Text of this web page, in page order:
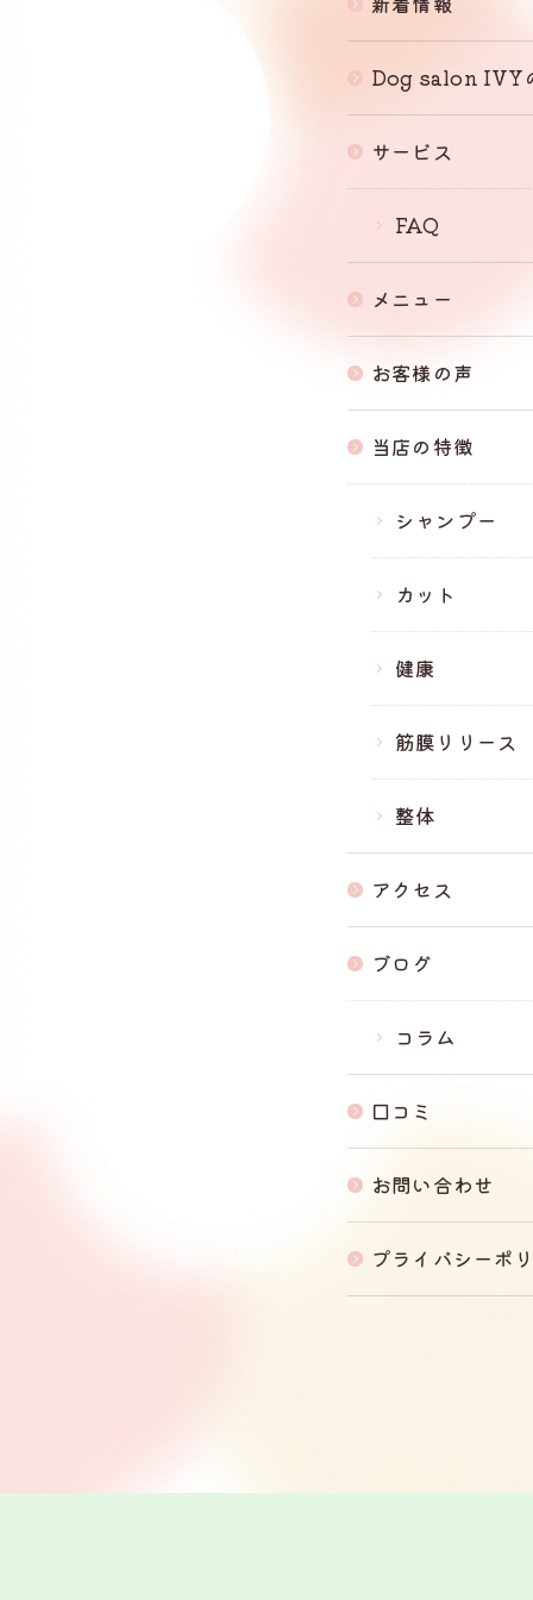
Dog salon IVY
サービス
FAQ
メニュー
お客様の声
当店の特徴
シャンプー
カット
健康
筋膜リリース
整体
アクセス
ブログ
コラム
口コミ
お問い合わせ
プライバシーポ